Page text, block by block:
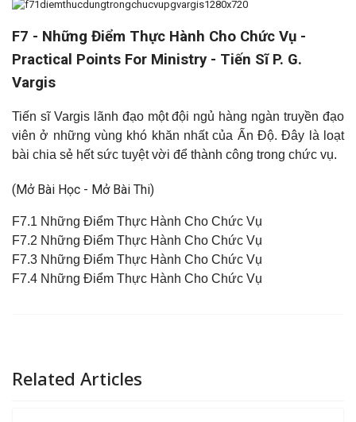
F7 - Những Điểm Thực Hành Cho Chức Vụ -
Practical Points For Ministry - Tiến Sĩ P. G.
Vargis
Tiến sĩ Vargis lãnh đạo một đội ngủ hàng ngàn truyền đạo
viên ở những vùng khó khăn nhất của Ấn Độ. Đây là loạt
bài chia sẻ hết sức tuyệt vời để thành công trong chức vụ.
(Mở Bài Học - Mở Bài Thi)
F7.1 Những Điểm Thực Hành Cho Chức Vụ
F7.2 Những Điểm Thực Hành Cho Chức Vụ
F7.3 Những Điểm Thực Hành Cho Chức Vụ
F7.4 Những Điểm Thực Hành Cho Chức Vụ
Related Articles